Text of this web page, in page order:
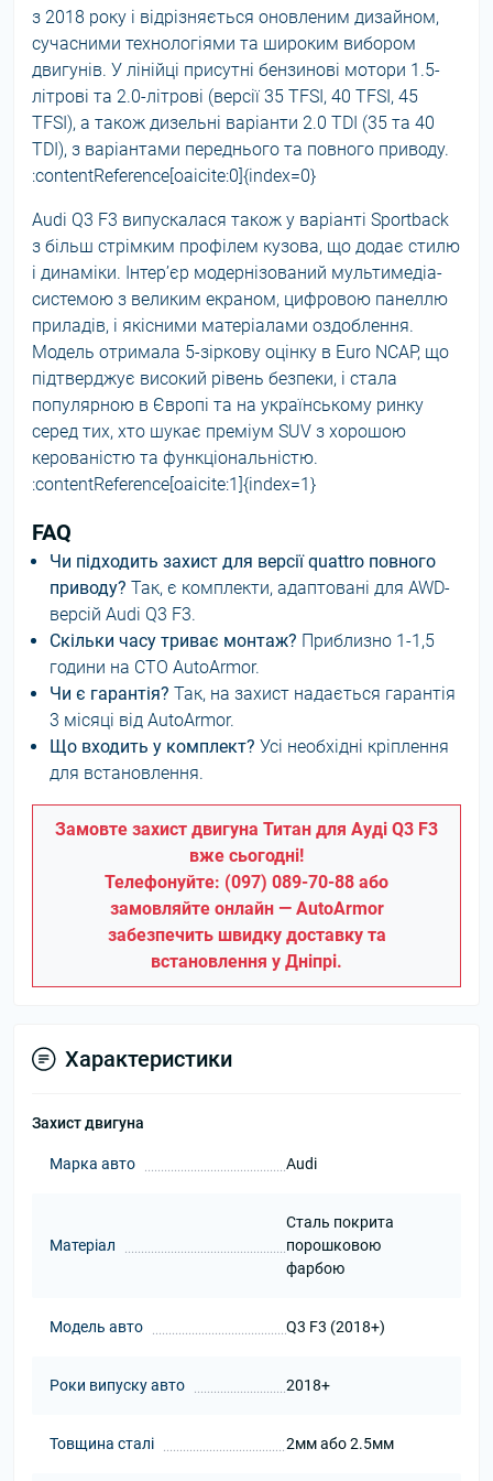
з 2018 року і відрізняється оновленим дизайном,
сучасними технологіями та широким вибором
двигунів. У лінійці присутні бензинові мотори 1.5-
літрові та 2.0-літрові (версії 35 TFSI, 40 TFSI, 45
TFSI), а також дизельні варіанти 2.0 TDI (35 та 40
TDI), з варіантами переднього та повного приводу.
:contentReference[oaicite:0]{index=0}
Audi Q3 F3 випускалася також у варіанті Sportback
з більш стрімким профілем кузова, що додає стилю
і динаміки. Інтер’єр модернізований мультимедіа-
системою з великим екраном, цифровою панеллю
приладів, і якісними матеріалами оздоблення.
Модель отримала 5-зіркову оцінку в Euro NCAP, що
підтверджує високий рівень безпеки, і стала
популярною в Європі та на українському ринку
серед тих, хто шукає преміум SUV з хорошою
керованістю та функціональністю.
:contentReference[oaicite:1]{index=1}
FAQ
Чи підходить захист для версії quattro повного
приводу? Так, є комплекти, адаптовані для AWD-
версій Audi Q3 F3.
Скільки часу триває монтаж? Приблизно 1-1,5
години на СТО AutoArmor.
Чи є гарантія? Так, на захист надається гарантія
3 місяці від AutoArmor.
Що входить у комплект? Усі необхідні кріплення
для встановлення.
Замовте захист двигуна Титан для Ауді Q3 F3
вже сьогодні!
Телефонуйте: (097) 089-70-88 або
замовляйте онлайн — AutoArmor
забезпечить швидку доставку та
встановлення у Дніпрі.
Характеристики
Захист двигуна
Марка авто Audi
Матеріал
Сталь покрита
порошковою
фарбою
Модель авто Q3 F3 (2018+)
Роки випуску авто 2018+
Товщина сталі 2мм або 2.5мм